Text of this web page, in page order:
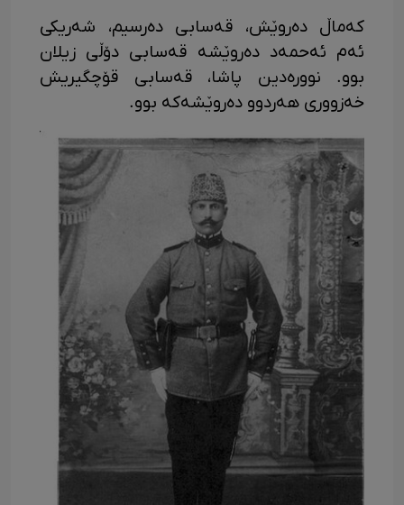
کەماڵ دەروێش، قەسابی دەرسیم، شەریکی
ئەم ئەحمەد دەروێشە قەسابی دۆڵی زیلان
بوو. نوورەدین پاشا، قەسابی قۆچگیریش
خەزووری هەردوو دەروێشەکە بوو.